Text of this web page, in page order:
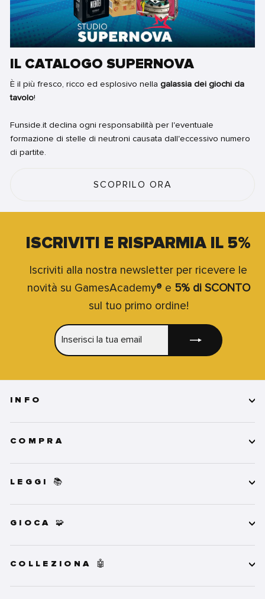
IL CATALOGO SUPERNOVA
È il più fresco, ricco ed esplosivo nella galassia dei giochi da
tavolo!
Funside.it declina ogni responsabilità per l'eventuale
formazione di stelle di neutroni causata dall'eccessivo numero
di partite.
SCOPRILO ORA
ISCRIVITI E RISPARMIA IL 5%
Iscriviti alla nostra newsletter per ricevere le
novità su GamesAcademy® e 5% di SCONTO
sul tuo primo ordine!
LA
INFO
COMPRA
LEGGI 📚
GIOCA 🧩
COLLEZIONA 🤖